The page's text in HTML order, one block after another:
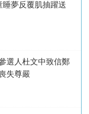
夢反覆肌抽躍送
選人杜文中致信鄭
失尊嚴